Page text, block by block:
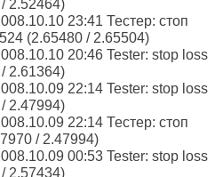
2.52464)
23:41 Тестер: стоп
(2.65480 / 2.65504)
20:46 Tester: stop loss
2.61364)
22:14 Tester: stop loss
2.47994)
22:14 Тестер: стоп
/ 2.47994)
00:53 Tester: stop loss
2.57434)